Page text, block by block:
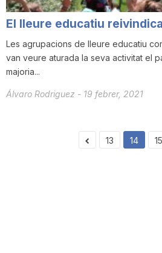
El lleure educatiu
Les agrupacions de lleure educatiu
van veure aturada la seva activitat el
majoria...
Álvaro Rodriguez - 19 febrer, 2021
13 14 15